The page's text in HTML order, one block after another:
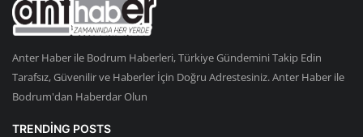
Anter Haber ile Bodrum Haberleri, Türkiye Gündemini Takip Edin
Tarafsız, Güvenilir ve Haberler İçin Doğru Adrestesiniz. Anter Haber ile
Bodrum'dan Haberdar Olun
TRENDING POSTS